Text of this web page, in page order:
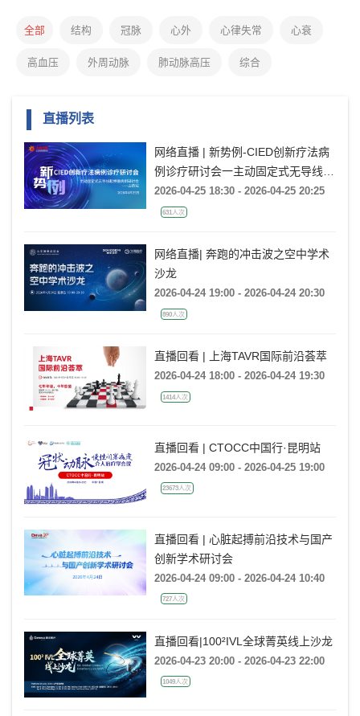
全部 结构 冠脉 心外 心律失常 心衰
高血压 外周动脉 肺动脉高压 综合
直播列表
网络直播 | 新势例-CIED创新疗法病
例诊疗研讨会一主动固定式无导线起
搏器病例研讨会一山西站
2026-04-25 18:30 - 2026-04-25 20:25
631人次
网络直播| 奔跑的冲击波之空中学术
沙龙
2026-04-24 19:00 - 2026-04-24 20:30
890人次
直播回看 | 上海TAVR国际前沿荟萃
2026-04-24 18:00 - 2026-04-24 19:30
1414人次
直播回看 | CTOCC中国行·昆明站
2026-04-24 09:00 - 2026-04-25 19:00
23673人次
直播回看 | 心脏起搏前沿技术与国产
创新学术研讨会
2026-04-24 09:00 - 2026-04-24 10:40
727人次
直播回看|100²IVL全球菁英线上沙龙
2026-04-23 20:00 - 2026-04-23 22:00
1049人次